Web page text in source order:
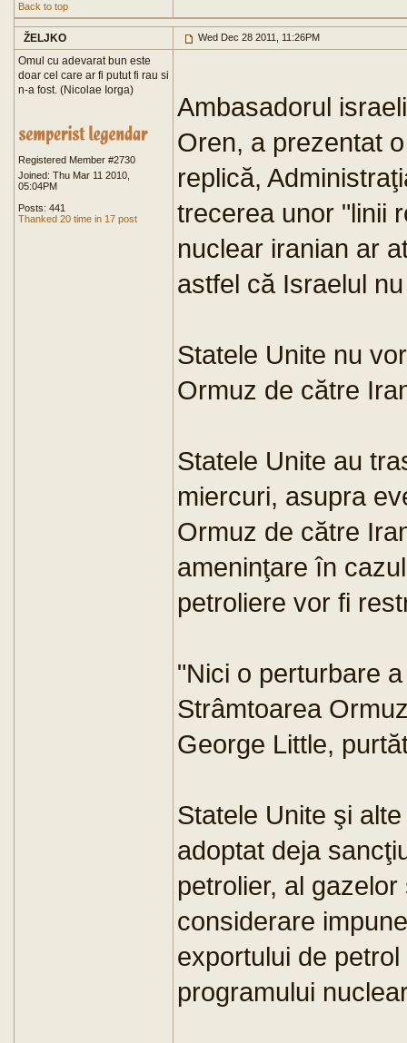
Back to top
ŽELJKO Wed Dec 28 2011, 11:26PM
Omul cu adevarat bun este
doar cel care ar fi putut fi rau si
n-a fost. (Nicolae Iorga)
Registered Member #2730
Joined: Thu Mar 11 2010,
05:04PM
Posts: 441
Thanked 20 time in 17 post
Ambasadorul
Oren, a prezentat
replică,
trecerea unor "linii
nuclear iranian ar
astfel că Israelul
Statele Unite nu
Ormuz de către
Statele Unite au
miercuri, asupra
Ormuz de către
ameninţare în
petroliere vor fi
"Nici o perturbare
Strâmtoarea
George Little,
Statele Unite şi
adoptat deja
petrolier, al
considerare
exportului de
programului